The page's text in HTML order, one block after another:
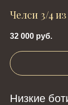
Челси 3/4
32 000 руб.
Низкие